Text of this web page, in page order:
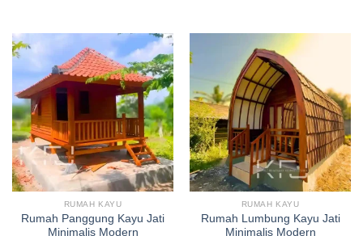
RUMAH KAYU
Rumah Panggung Kayu Jati
Minimalis Modern
RUMAH KAYU
Rumah Lumbung Kayu Jati
Minimalis Modern